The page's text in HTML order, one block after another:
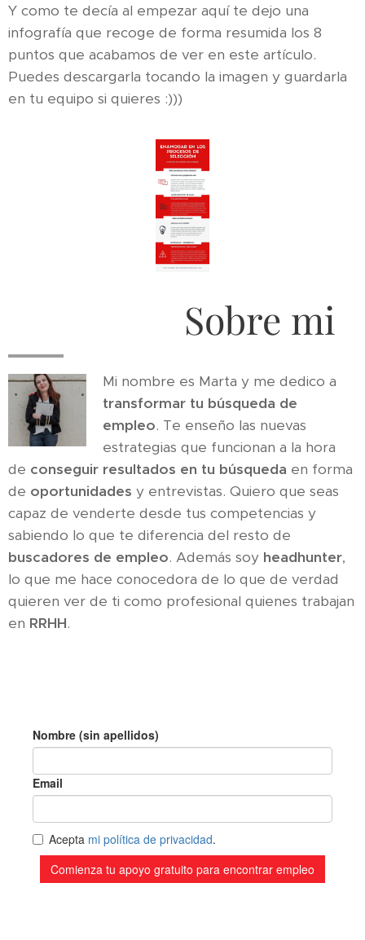
Y como te decía al empezar aquí te dejo una
infografía que recoge de forma resumida los 8
puntos que acabamos de ver en este artículo.
Puedes descargarla tocando la imagen y guardarla
en tu equipo si quieres :)))
Sobre mi
Mi nombre es Marta y me dedico a
transformar tu búsqueda de
empleo. Te enseño las nuevas
estrategias que funcionan a la hora
de conseguir resultados en tu búsqueda en forma
de oportunidades y entrevistas. Quiero que seas
capaz de venderte desde tus competencias y
sabiendo lo que te diferencia del resto de
buscadores de empleo. Además soy headhunter,
lo que me hace conocedora de lo que de verdad
quieren ver de ti como profesional quienes trabajan
en RRHH.